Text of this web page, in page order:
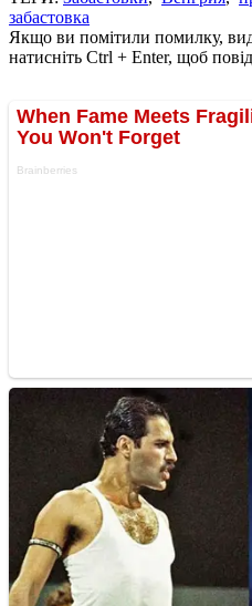
забастовка
Якщо ви помітили помилку,
натисніть Ctrl + Enter, щоб